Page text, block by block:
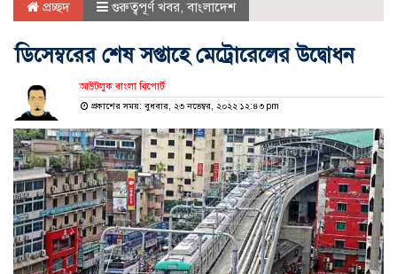
প্রচ্ছদ গুরুত্বপূর্ণ খবর,বাংলাদেশ
ডিসেম্বরের শেষ সপ্তাহে মেট্রোরেলের উদ্বোধন
আউটলুক বাংলা রিপোর্ট
প্রকাশের সময়: বুধবার, ২৩ নভেম্বর, ২০২২ ১২:৪৩ pm